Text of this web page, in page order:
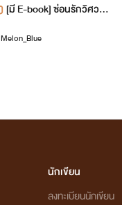
[มี E-book] ซ่อนรักวิศวะตั
Melon_Blue
นักเขียน
ลงทะเบียนนักเขียน